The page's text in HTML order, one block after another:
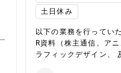
土日休み
以下の業務を行っていただき
R資料（株主通信、ア
ラフィックデザイン、 及び